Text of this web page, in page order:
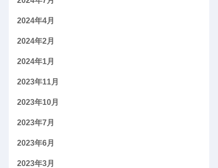
2024年4月
2024年2月
2024年1月
2023年11月
2023年10月
2023年7月
2023年6月
2023年3月